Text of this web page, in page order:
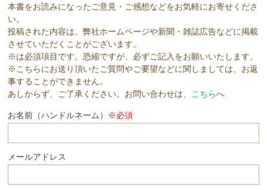
本書をお読みになったご意見・ご感想などをお気軽にお寄せくださ
い。
投稿された内容は、弊社ホームページや新聞・雑誌広告などに掲載
させていただくことがございます。
※は必須項目です。恐縮ですが、必ずご記入をお願いいたします。
※こちらにお送り頂いたご質問やご要望などに関しましては、お返
事することができません。
あしからず、ご了承ください。お問い合わせは、 こちらへ
お名前（ハンドルネーム） ※必須
メールアドレス